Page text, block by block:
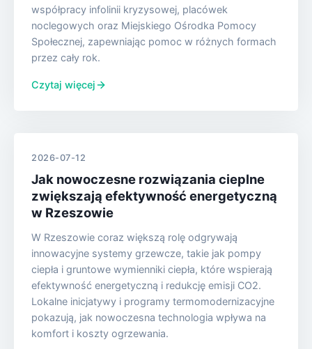
współpracy infolinii kryzysowej, placówek
noclegowych oraz Miejskiego Ośrodka Pomocy
Społecznej, zapewniając pomoc w różnych formach
przez cały rok.
Czytaj więcej
2026-07-12
Jak nowoczesne rozwiązania cieplne
zwiększają efektywność energetyczną
w Rzeszowie
W Rzeszowie coraz większą rolę odgrywają
innowacyjne systemy grzewcze, takie jak pompy
ciepła i gruntowe wymienniki ciepła, które wspierają
efektywność energetyczną i redukcję emisji CO2.
Lokalne inicjatywy i programy termomodernizacyjne
pokazują, jak nowoczesna technologia wpływa na
komfort i koszty ogrzewania.